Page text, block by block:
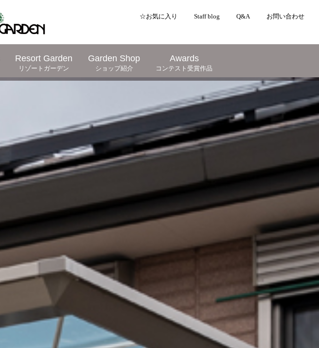
☆お気に入り Staff blog Q&A お問い合わせ
Resort Garden
リゾートガーデン
Garden Shop
ショップ紹介
Awards
コンテスト受賞作品